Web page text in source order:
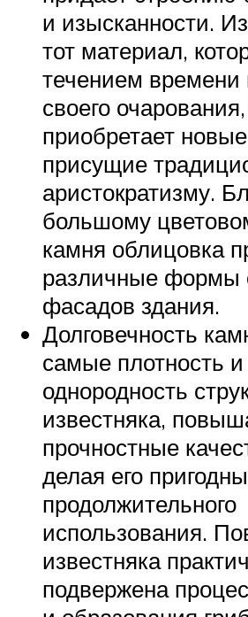
и изысканности.
тот материал,
течением времени
своего
приобретает
присущие
аристократизму.
большому
камня облицовка
различные формы
фасадов здания.
Долговечность
самые плотность и
однородность
известняка,
прочностные
делая его
продолжительного
использования.
известняка
подвержена